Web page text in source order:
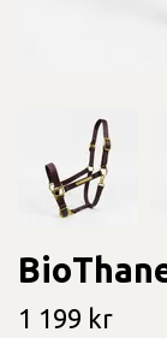
1 199 kr